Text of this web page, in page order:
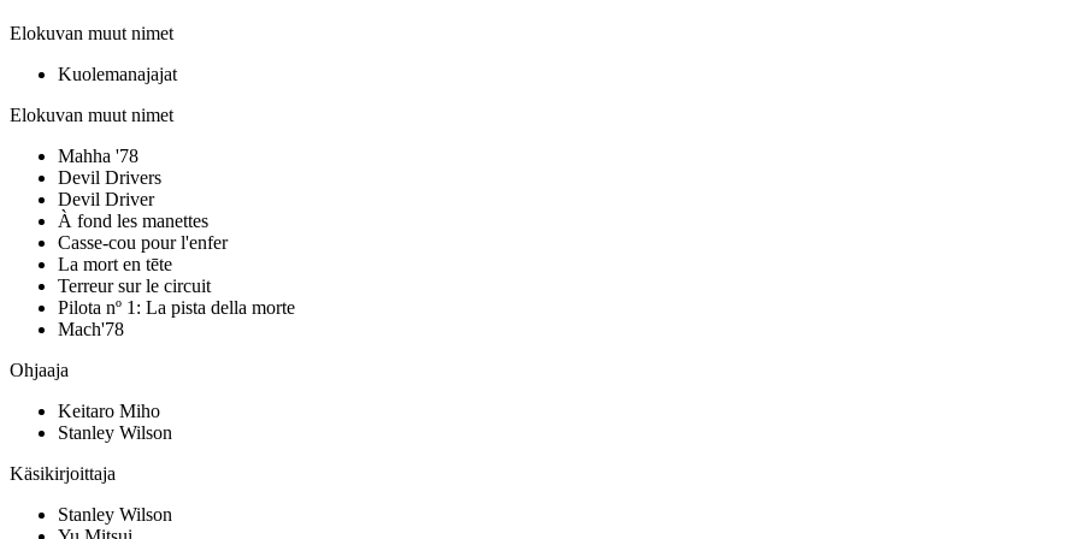
Elokuvan muut nimet
Kuolemanajajat
Elokuvan muut nimet
Mahha '78
Devil Drivers
Devil Driver
À fond les manettes
Casse-cou pour l'enfer
La mort en tēte
Terreur sur le circuit
Pilota nº 1: La pista della morte
Mach'78
Ohjaaja
Keitaro Miho
Stanley Wilson
Käsikirjoittaja
Stanley Wilson